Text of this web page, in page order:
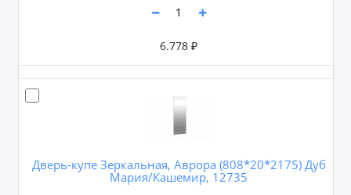
6.778 ₽
Дверь-купе Зеркальная, Аврора (808*20*2175) Дуб
Мария/Кашемир, 12735